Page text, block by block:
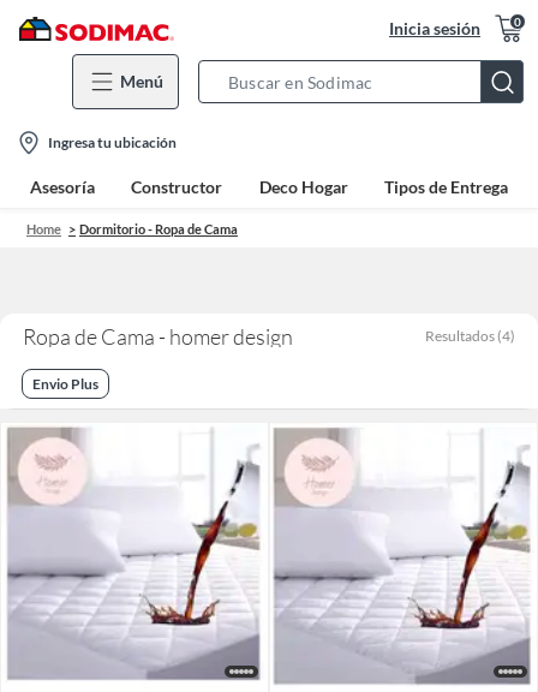
Inicia sesión 0
Menú
Bar
location-
icon
Ingresa tu ubicación
Asesoría Constructor Deco Hogar Tipos de Entrega
Home Dormitorio - Ropa de Cama
Ropa de Cama - homer design Resultados (4)
Envio Plus